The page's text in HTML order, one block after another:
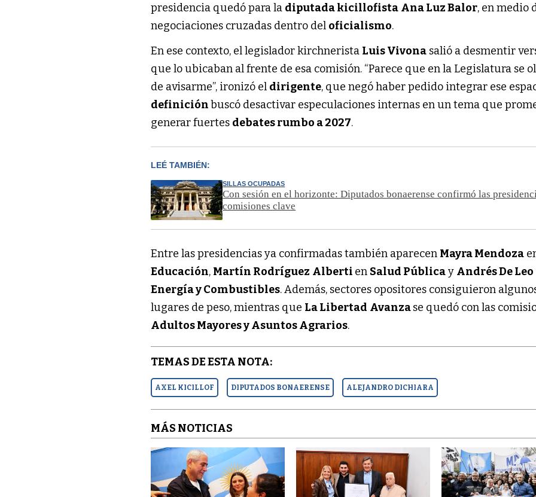
presidencia quedó para la diputada kicillofista Ana Luz Balor, en medio
negociaciones cruzadas dentro del oficialismo.
En ese contexto, el legislador kirchnerista Luis Vivona salió a desmentir
que lo ubicaban al frente de esa comisión. “Parece que en la Legislatura se
de avisarme”, ironizó el dirigente, que negó haber pedido integrar ese
definiciónbuscó desactivar especulaciones internas en un tema que
generar fuertes debates rumbo a 2027.
LEÉ TAMBIÉN:
SILLAS OCUPADAS
Con sesión en el horizonte: Diputados bonaerense confirmó las
comisiones clave
Entre las presidencias ya confirmadas también aparecen Mayra Mendoza
Educación, Martín Rodríguez Alberti en Salud Públicay Andrés De Leo
Energía y Combustibles. Además, sectores opositores consiguieron
lugares de peso, mientras que La Libertad Avanzase quedó con las
Adultos Mayores y Asuntos Agrarios.
TEMAS DE ESTA NOTA:
AXEL KICILLOF DIPUTADOS BONAERENSE ALEJANDRO DICHIARA
MÁS NOTICIAS